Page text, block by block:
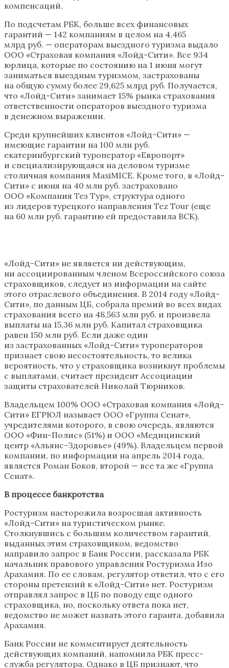
компенсаций.
По подсчетам РБК, больше всех финансовых
гарантий — 142 компаниям в целом на 4,465
млрд руб. — операторам выездного туризма выдало
ООО «Страховая компания «Лойд-Сити». Все 934
юрлица, которые по состоянию на 1 июня могут
заниматься выездным туризмом, застрахованы
на общую сумму более 29,625 млрд руб. Получается,
что «Лойд-Сити» занимает 15% рынка страхования
ответственности операторов выездного туризма
в денежном выражении.
Среди крупнейших клиентов «Лойд-Сити» —
имеющие гарантии на 100 млн руб.
екатеринбургский туроператор «Европорт»
и специализирующаяся на деловом туризме
столичная компания MaxiMICE. Кроме того, в «Лойд-
Сити» с июня на 40 млн руб. застраховано
ООО «Компания Тез Тур», структура одного
из лидеров турецкого направления Tez Tour (еще
на 60 млн руб. гарантию ей предоставила ВСК).
«Лойд-Сити» не является ни действующим,
ни ассоциированным членом Всероссийского союза
страховщиков, следует из информации на сайте
этого отраслевого объединения. В 2014 году «Лойд-
Сити», по данным ЦБ, собрала премий во всех видах
страхования всего на 48,563 млн руб. и произвела
выплаты на 15,36 млн руб. Капитал страховщика
равен 150 млн руб. Если даже один
из застрахованных «Лойд-Сити» туроператоров
признает свою несостоятельность, то велика
вероятность, что у страховщика возникнут проблемы
с выплатами, считает президент Ассоциации
защиты страхователей Николай Тюрников.
Владельцем 100% ООО «Страховая компания «Лойд-
Сити» ЕГРЮЛ называет ООО «Группа Сенат»,
учредителями которого, в свою очередь, являются
ООО «Фин-Полис» (51%) и ООО «Медицинский
центр «Альянс-Здоровье» (49%). Владельцем первой
компании, по информации на апрель 2014 года,
является Роман Боков, второй — все та же «Группа
Сенат».
В процессе банкротства
Ростуризм насторожила возросшая активность
«Лойд-Сити» на туристическом рынке.
Столкнувшись с большим количеством гарантий,
выданных этим страховщиком, ведомство
направило запрос в Банк России, рассказала РБК
начальник правового управления Ростуризма Изо
Арахамия. По ее словам, регулятор ответил, что с его
стороны претензий к «Лойд-Сити» нет. Ростуризм
отправлял запрос в ЦБ по поводу еще одного
страховщика, но, поскольку ответа пока нет,
ведомство не может назвать этого гаранта, добавила
Арахамия.
Банк России не комментирует деятельность
действующих компаний, напомнила РБК пресс-
служба регулятора. Однако в ЦБ признают, что